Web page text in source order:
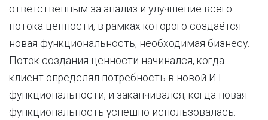
ответственным за анализ и улучшение всего
потока ценности, в рамках которого создаётся
новая функциональность, необходимая бизнесу.
Поток создания ценности начинался, когда
клиент определял потребность в новой ИТ-
функциональности, и заканчивался, когда новая
функциональность успешно использовалась.